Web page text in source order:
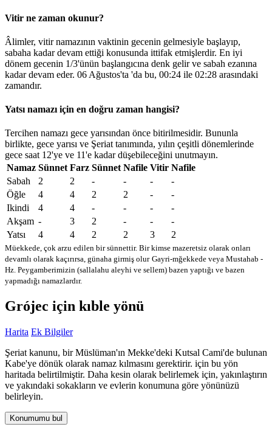
Vitir ne zaman okunur?
Âlimler, vitir namazının vaktinin gecenin gelmesiyle başlayıp,
sabaha kadar devam ettiği konusunda ittifak etmişlerdir. En iyi
dönem gecenin 1/3'ünün başlangıcına denk gelir ve sabah ezanına
kadar devam eder. 06 Ağustos'ta 'da bu, 00:24 ile 02:28 arasındaki
zamandır.
Yatsı namazı için en doğru zaman hangisi?
Tercihen namazı gece yarısından önce bitirilmesidir. Bununla
birlikte, gece yarısı ve Şeriat tanımında, yılın çeşitli dönemlerinde
gece saat 12'ye ve 11'e kadar düşebileceğini unutmayın.
Namaz Sünnet Farz Sünnet Nafile Vitir Nafile
Sabah
2 2 - - -
-
Öğle
4 4 2 2 -
-
Ikindi
4 4 - - -
-
Akşam - 3 2 - -
-
Yatsı
4 4 2 2 3 2
Müekkede, çok arzu edilen bir sünnettir. Bir kimse mazeretsiz olarak onları
devamlı olarak kaçırırsa, günaha girmiş olur Gayri-mğekkede veya Mustahab -
Hz. Peygamberimizin (sallalahu aleyhi ve sellem) bazen yaptığı ve bazen
yapmadığı namazlardır.
Grójec için kıble yönü
Harita Ek Bilgiler
Şeriat kanunu, bir Müslüman'ın Mekke'deki Kutsal Cami'de bulunan
Kabe'ye dönük olarak namaz kılmasını gerektirir. için bu yön
haritada belirtilmiştir. Daha kesin olarak belirlemek için, yakınlaştırın
ve yakındaki sokakların ve evlerin konumuna göre yönünüzü
belirleyin.
Konumumu bul